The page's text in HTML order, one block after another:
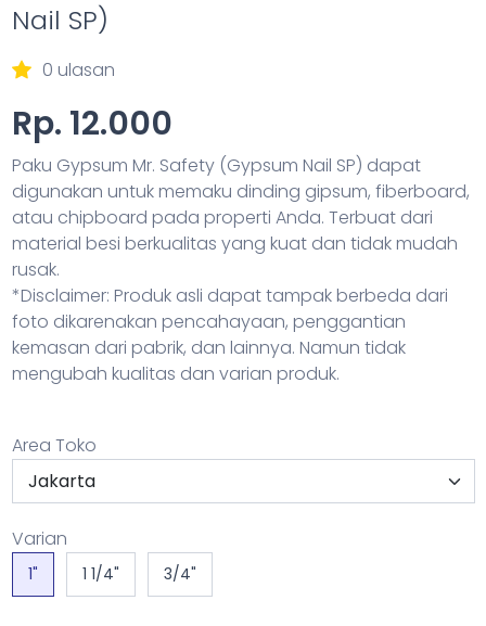
Nail SP)
0 ulasan
Rp. 12.000
Paku Gypsum Mr. Safety (Gypsum Nail SP) dapat
digunakan untuk memaku dinding gipsum, fiberboard,
atau chipboard pada properti Anda. Terbuat dari
material besi berkualitas yang kuat dan tidak mudah
rusak.
*Disclaimer: Produk asli dapat tampak berbeda dari
foto dikarenakan pencahayaan, penggantian
kemasan dari pabrik, dan lainnya. Namun tidak
mengubah kualitas dan varian produk.
Area Toko
Varian
1" 1 1/4" 3/4"